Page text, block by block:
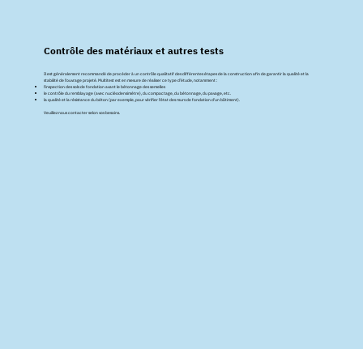
Contrôle des matériaux et autres tests
Il est généralement recommandé de procéder à un contrôle qualitatif des différentes étapes de la construction afin de garantir la qualité et la
stabilité de l'ouvrage projeté. Multitest est en mesure de réaliser ce type d’étude, notamment :
l'inspection des sols de fondation avant le bétonnage des semelles
le contrôle du remblayage (avec nucléodensimètre), du compactage, du bétonnage, du pavage, etc.
la qualité et la résistance du béton (par exemple, pour vérifier l'état des murs de fondation d'un bâtiment).
Veuillez nous contacter selon vos besoins.